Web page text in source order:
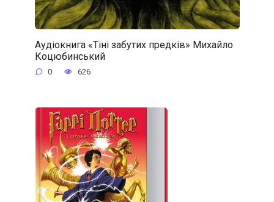
Аудіокнига «Тіні забутих предків» Михайло
Коцюбинський
0 626